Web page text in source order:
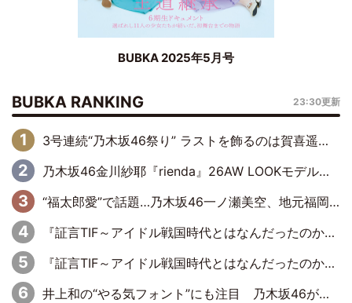
BUBKA 2025年5月号
BUBKA RANKING 23:30更新
3号連続“乃木坂46祭り” ラストを飾るのは賀喜遥香…5年ぶりの登場に「5年分大人になった私を見ていただけたら」
乃木坂46金川紗耶『rienda』26AW LOOKモデルに就任
“福太郎愛”で話題…乃木坂46一ノ瀬美空、地元福岡『めんべい25周年トップサポーター』に就任
『証言TIF～アイドル戦国時代とはなんだったのか～』第6回：でんぱ組.inc・古川未鈴×相沢梨紗「『ハロプロやりたかったな』って言ったら、夢眠ねむさんに『てめえはでんぱ組．incなんだよ！』って肩パンされて(笑)」
『証言TIF～アイドル戦国時代とはなんだったのか～』第11回：私立恵比寿中学・真山りか×安本彩花「TIFで10年ぶりのキョンシーメイクをしたら、場を完全に引かせてしまって。時代が変わったんだなって」
井上和の“やる気フォント”にも注目 乃木坂46が挑んだ書道パフォーマンスの舞台裏